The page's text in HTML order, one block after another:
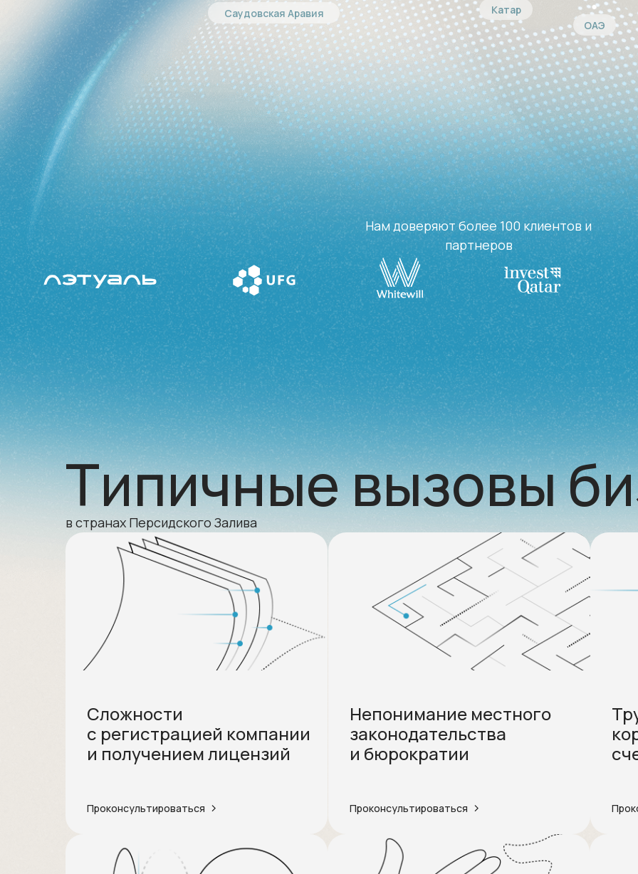
Нам доверяют более 100 клиентов и
партнеров
Типичные вызовы
в странах Персидского Залива
Проконсультироваться
Сложности
с регистрацией компании
и получением лицензий
Проконсультироваться
Непонимание местного
законодательства
и бюрократии
ОАЭ
Катар
Саудовская Аравия